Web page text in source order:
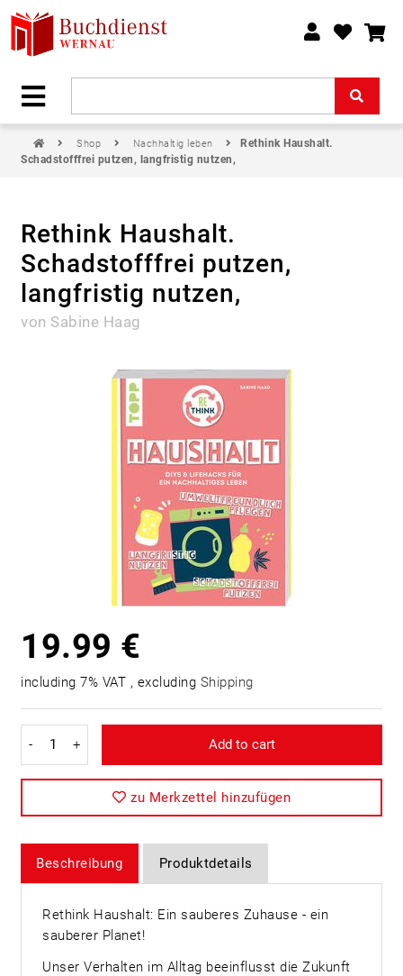
Shop Nachhaltig leben
Rethink Haushalt.
Schadstofffrei putzen, langfristig nutzen,
Rethink Haushalt.
Schadstofffrei putzen,
langfristig nutzen,
von Sabine Haag
19.99 €
including 7% VAT , excluding Shipping
- + Add to cart
zu Merkzettel hinzufügen
Beschreibung Produktdetails
Rethink Haushalt: Ein sauberes Zuhause - ein
sauberer Planet!
Unser Verhalten im Alltag beeinflusst die Zukunft